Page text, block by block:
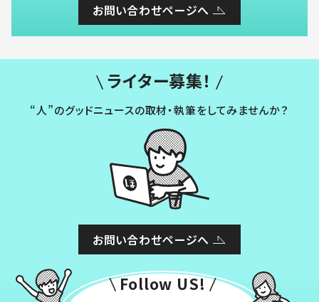
お問い合わせページへ
ライター募集！
“人”のグッドニュースの取材・執筆をしてみませんか？
お問い合わせページへ
Follow US!